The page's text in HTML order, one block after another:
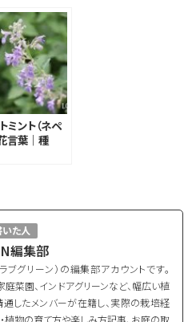
ミント（ネペ
言葉｜種
た人
編集部
ブグリーン）の編集部アカウントです。
庭菜園、インドアグリーンなど、幅広い植
したメンバーが在籍し、実際の栽培経
植物の育て方や楽しみ方記事、お庭の取